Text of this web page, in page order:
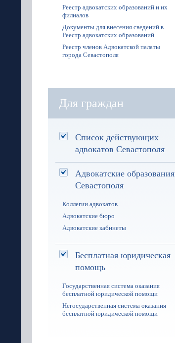
Реестр адвокатских образований и их
филиалов
Документы для внесения сведений в
Реестр адвокатских образований
Реестр членов Адвокатской палаты
города Севастополя
Для граждан
Список действующих
адвокатов Севастополя
Адвокатские образования
Севастополя
Коллегии адвокатов
Адвокатские бюро
Адвокатские кабинеты
Бесплатная юридическая
помощь
Государственная система оказания
бесплатной юридической помощи
Негосударственная система оказания
бесплатной юридической помощи